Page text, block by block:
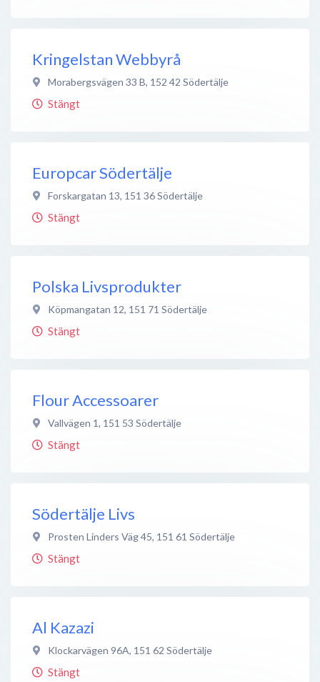
Kringelstan Webbyrå
Morabergsvägen 33 B, 152 42 Södertälje
Stängt
Europcar Södertälje
Forskargatan 13, 151 36Södertälje
Stängt
Polska Livsprodukter
Köpmangatan 12, 151 71 Södertälje
Stängt
Flour Accessoarer
Vallvägen 1, 151 53 Södertälje
Stängt
Södertälje Livs
Prosten Linders Väg 45, 151 61 Södertälje
Stängt
Al Kazazi
Klockarvägen 96A, 151 62 Södertälje
Stängt